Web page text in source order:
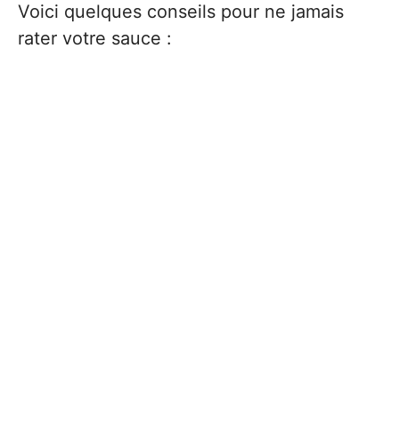
Voici quelques conseils pour ne jamais
rater votre sauce :